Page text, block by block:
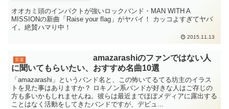
オオカミ頭のインパクトが強いロックバンド・MAN WITH A
MISSIONの新曲「Raise your flag」がヤバイ！ カッコよすぎてヤバ
イ。絶賛ハマり中！
2015.11.13
音楽
amazarashiのファンではない人
に聞いてもらいたい、おすすめ名曲10選
「amazarashi」というバンド名と、この怖いてるてる坊主のイラス
トを見た事はありますか？ ロキノン系バンドが好きな人はご存じの
方も多いかもしれませんね。彼らは最近までほぼメディアに露出する
ことはなく活動をしてきたバンドですが、デビュ...